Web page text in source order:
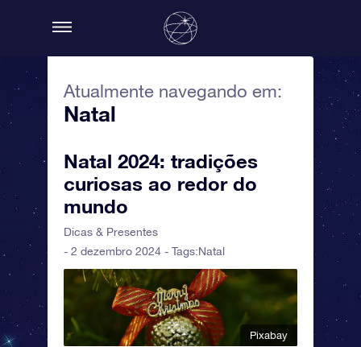
Atualmente navegando em:
Natal
Natal 2024: tradições
curiosas ao redor do
mundo
Dicas & Presentes
- 2 dezembro 2024 - Tags:Natal
Pixabay